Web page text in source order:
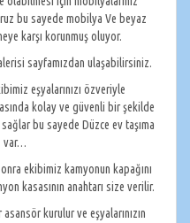
bu sayede mobilya Ve beyaz
karşı korunmuş oluyor.
sayfamızdan ulaşabilirsiniz.
eşyalarınızı özveriyle
kolay ve güvenli bir şekilde
bu sayede Düzce ev taşıma
var…
ekibimiz kamyonun kapağını
kasasının anahtarı size verilir.
kurulur ve eşyalarınızın